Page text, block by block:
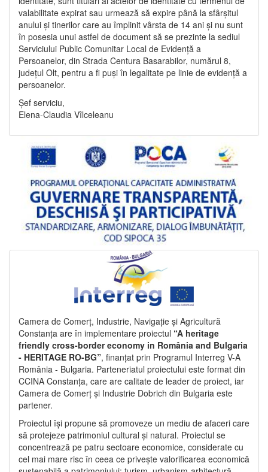
valabilitate expirat sau urmează să expire până la sfârșitul
anului și tinerilor care au împlinit vârsta de 14 ani și nu sunt
în posesia unui astfel de document să se prezinte la sediul
Serviciului Public Comunitar Local de Evidență a
Persoanelor, din Strada Centura Basarabilor, numărul 8,
județul Olt, pentru a fi puși în legalitate pe linie de evidență a
persoanelor.
Șef serviciu,
Elena-Claudia Vîlceleanu
Camera de Comerț, Industrie, Navigație și Agricultură
Constanța are în implementare proiectul “A heritage
friendly cross-border economy in România and Bulgaria
- HERITAGE RO-BG”, finanțat prin Programul Interreg V-A
România - Bulgaria. Parteneriatul proiectului este format din
CCINA Constanța, care are calitate de leader de proiect, iar
Camera de Comerț și Industrie Dobrich din Bulgaria este
partener.
Proiectul își propune să promoveze un mediu de afaceri care
să protejeze patrimoniul cultural și natural. Proiectul se
concentrează pe patru sectoare economice, considerate cu
cel mai mare risc în ceea ce privește valorificarea economică